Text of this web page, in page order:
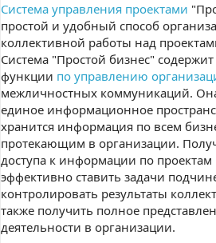
Система управления проектами
простой и удобный способ
коллективной работы над
Система "Простой бизнес"
функции по управлению
межличностных коммуникаций.
единое информационное
хранится информация по всем
протекающим в организации.
доступа к информации по
эффективно ставить задачи
контролировать результаты
также получить полное
деятельности в организации.